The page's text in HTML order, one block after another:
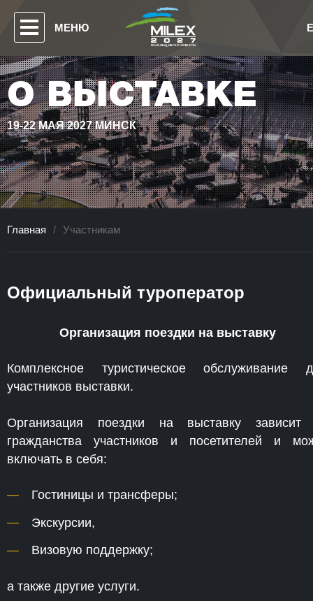
МЕНЮ
О ВЫСТАВКЕ
19-22 МАЯ 2027 МИНСК
Главная / Участникам
Официальный туроператор
Организация поездки на выставку
Комплексное туристическое обслуживание
участников выставки.
Организация поездки на выставку зависит
гражданства участников и посетителей и
включать в себя:
Гостиницы и трансферы;
Экскурсии,
Визовую поддержку;
а также другие услуги.